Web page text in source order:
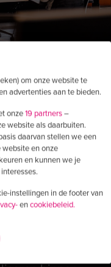
om onze website te
advertenties aan te bieden.
onze19 partners–
website als daarbuiten.
daarvan stellen we een
en onze
en kunnen we je
instellingen in de footer van
encookiebeleid.
steeds